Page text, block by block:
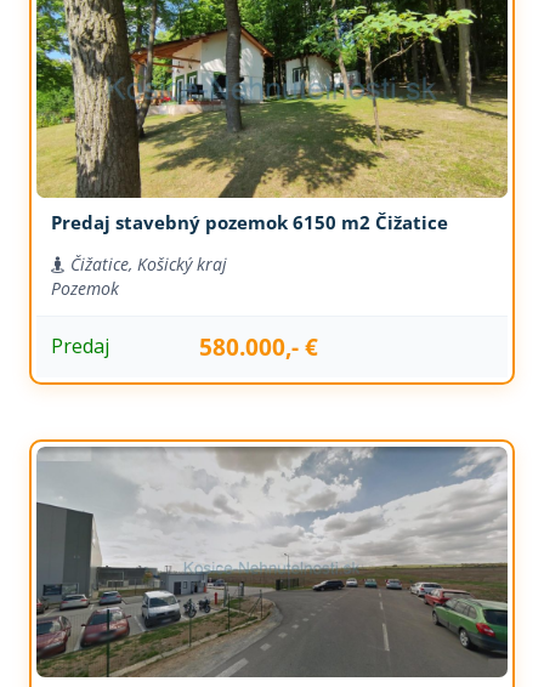
Predaj stavebný pozemok 6150 m2 Čižatice
Čižatice, Košický kraj
Pozemok
Predaj 580.000,- €